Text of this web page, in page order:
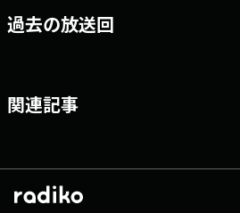
過去の放送回
関連記事